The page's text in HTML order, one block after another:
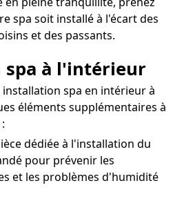
spa soit installé à l'écart des
et des passants.
à l'intérieur
spa en intérieur à
éléments supplémentaires à
dédiée à l'installation du
pour prévenir les
et les problèmes d'humidité